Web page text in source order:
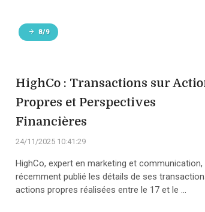
8/9
HighCo : Transactions sur
Propres et Perspectives
Financières
24/11/2025 10:41:29
HighCo, expert en marketing et communication,
récemment publié les détails de ses
actions propres réalisées entre le 17 et le ...